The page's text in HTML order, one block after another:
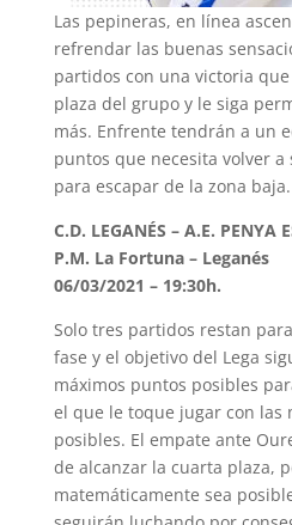
Las pepineras, en línea
refrendar las buenas
partidos con una victoria
plaza del grupo y le siga
más. Enfrente tendrán a un
puntos que necesita volver
para escapar de la zona baja.
C.D. LEGANÉS – A.E. PENYA
P.M. La Fortuna – Leganés
06/03/2021 – 19:30h.
Solo tres partidos restan
fase y el objetivo del Lega
máximos puntos posibles
el que le toque jugar con las
posibles. El empate ante
de alcanzar la cuarta plaza,
matemáticamente sea